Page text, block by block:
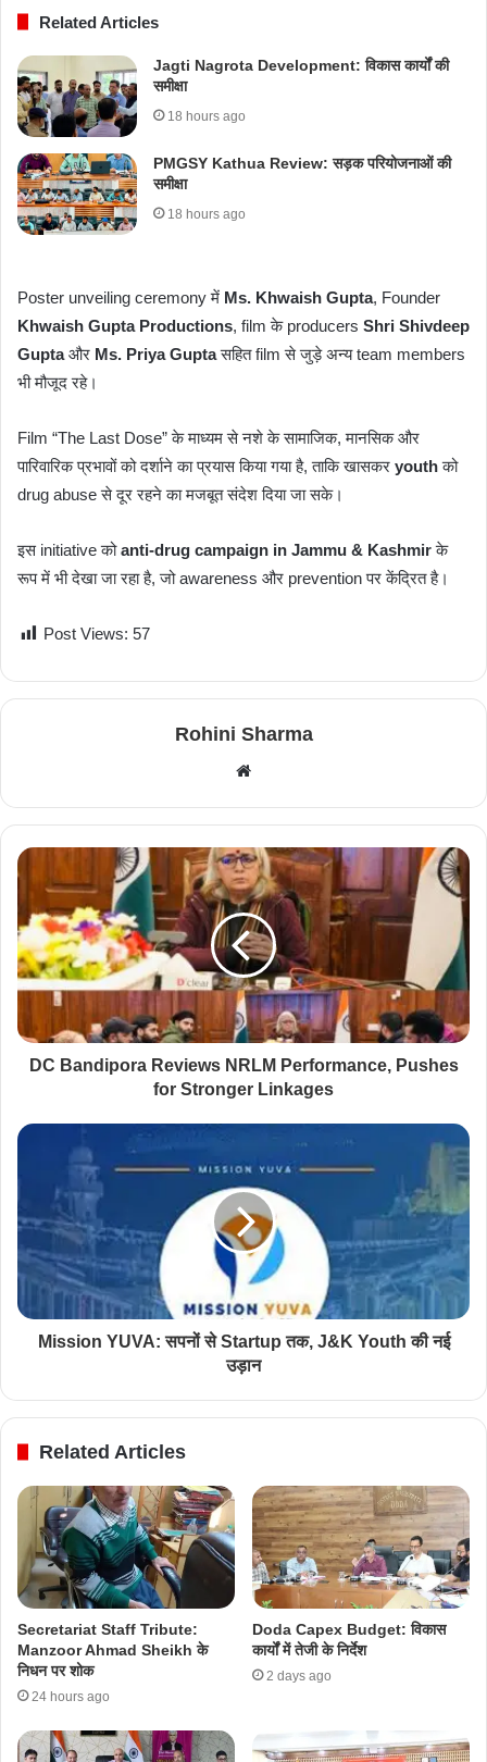
Related Articles
Jagti Nagrota Development: विकास कार्यों की
समीक्षा
18 hours ago
PMGSY Kathua Review: सड़क परियोजनाओं की
समीक्षा
18 hours ago
Poster unveiling ceremony में Ms. Khwaish Gupta, Founder
Khwaish Gupta Productions, film के producers Shri Shivdeep
Guptaऔर Ms. Priya Guptaसहित film से जुड़े अन्य team members
भी मौजूद रहे।
Film “The Last Dose” के माध्यम से नशे के सामाजिक, मानसिक और
पारिवारिक प्रभावों को दर्शाने का प्रयास किया गया है, ताकि खासकर youthको
drug abuse से दूर रहने का मजबूत संदेश दिया जा सके।
इस initiative कोanti-drug campaign in Jammu & Kashmirके
रूप में भी देखा जा रहा है, जो awareness और prevention पर केंद्रित है।
Post Views: 57
Rohini Sharma
b
s
t
e
DC Bandipora Reviews NRLM Performance, Pushes
for Stronger Linkages
Mission YUVA: सपनों से Startup तक, J&K Youth की नई
उड़ान
Related Articles
Secretariat Staff Tribute:
Manzoor Ahmad Sheikh के
निधन पर शोक
24 hours ago
Doda Capex Budget: विकास
कार्यों में तेजी के निर्देश
2 days ago